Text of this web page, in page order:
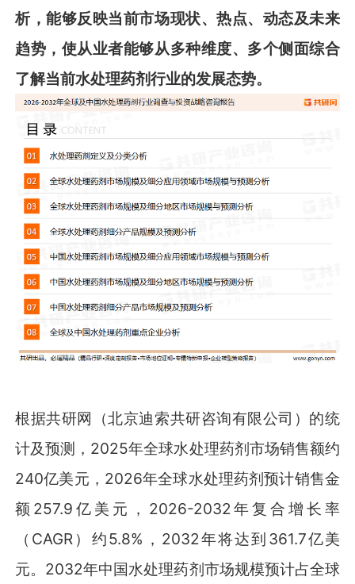
析，能够反映当前市场现状、热点、动态及未来
趋势，使从业者能够从多种维度、多个侧面综合
了解当前水处理药剂行业的发展态势。
根据共研网（北京迪索共研咨询有限公司）的统
计及预测，2025年全球水处理药剂市场销售额约
240亿美元，2026年全球水处理药剂预计销售金
额257.9亿美元，2026-2032年复合增长率
（CAGR）约5.8%，2032年将达到361.7亿美
元。2032年中国水处理药剂市场规模预计占全球